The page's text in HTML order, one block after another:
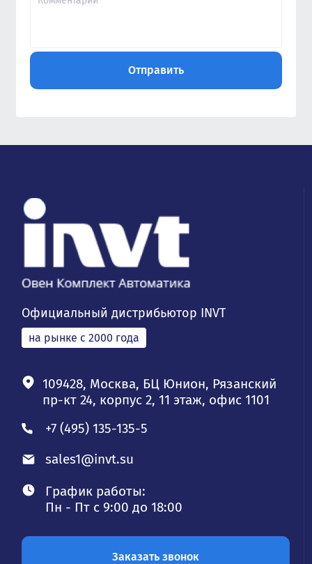
Официальный дистрибьютор INVT
на рынке с 2000 года
109428, Москва, БЦ Юнион, Рязанский
пр-кт 24, корпус 2, 11 этаж, офис 1101
+7 (495) 135-135-5
sales1@invt.su
График работы:
Пн - Пт с 9:00 до 18:00
Заказать звонок